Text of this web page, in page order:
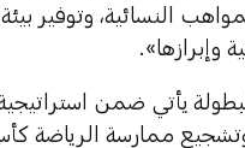
النسائية، وتوفير
وإبرازها».
يأتي ضمن
ممارسة الرياضة